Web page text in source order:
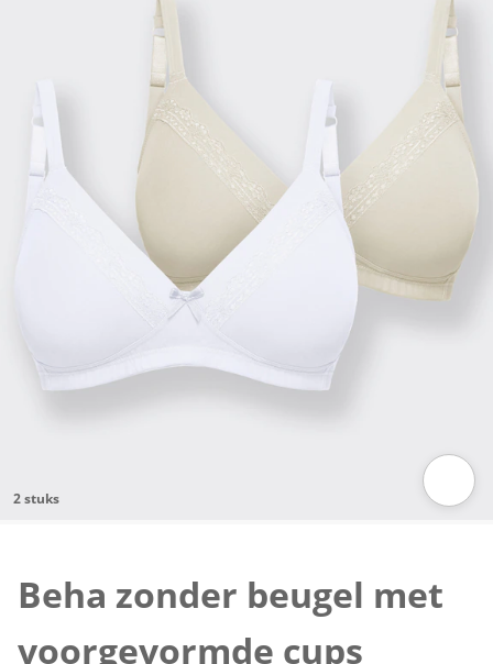
2 stuks
Beha zonder beugel met
voorgevormde cups